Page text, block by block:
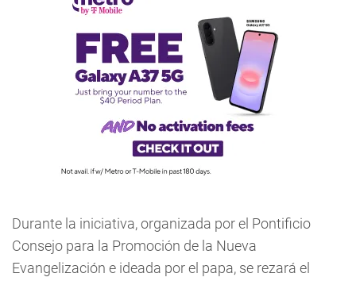
Durante la iniciativa, organizada por el Pontificio
Consejo para la Promoción de la Nueva
Evangelización e ideada por el papa, se rezará el